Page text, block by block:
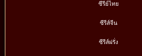
ซีรีย์ไทย
ซีรีส์จีน
ซีรีส์ฝรั่ง